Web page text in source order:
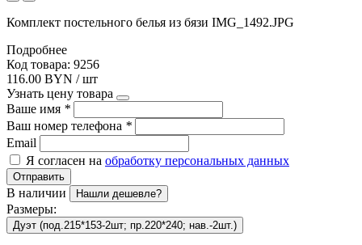
Комплект постельного белья из бязи IMG_1492.JPG
Подробнее
Код товара: 9256
116.00 BYN / шт
Узнать цену товара
Ваше имя *
Ваш номер телефона *
Email
Я согласен на обработку персональных данных
Отправить
В наличии Нашли дешевле?
Размеры:
Дуэт (под.215*153-2шт; пр.220*240; нав.-2шт.)